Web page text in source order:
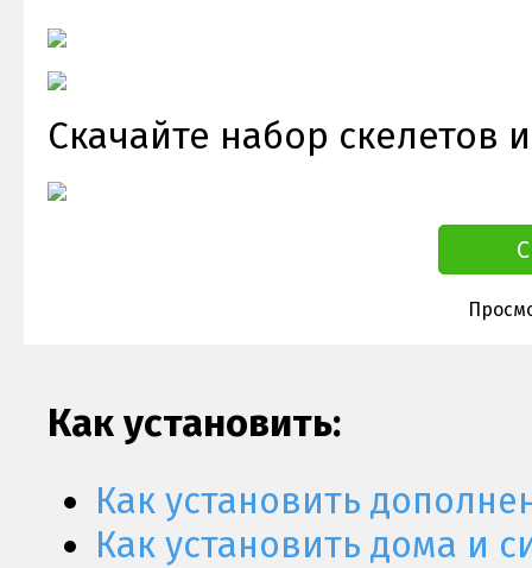
Скачайте набор скелетов
Как установить:
Как установить
Как установить дома и